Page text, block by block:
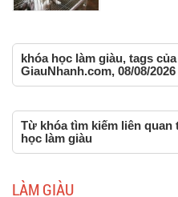
khóa học làm giàu, tags của
GiauNhanh.com, 08/08/
Từ khóa tìm kiếm liên quan
học làm giàu
LÀM GIÀU